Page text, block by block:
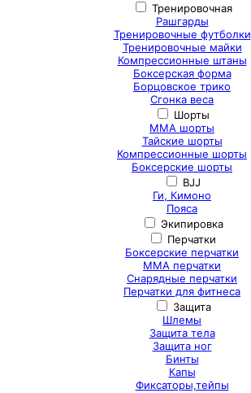
Тренировочная
Рашгарды
Тренировочные футболки
Тренировочные майки
Компрессионные штаны
Боксерская форма
Борцовское трико
Сгонка веса
Шорты
ММА шорты
Тайские шорты
Компрессионные шорты
Боксерские шорты
BJJ
Ги, Кимоно
Пояса
Экипировка
Перчатки
Боксерские перчатки
ММА перчатки
Снарядные перчатки
Перчатки для фитнеса
Защита
Шлемы
Защита тела
Защита ног
Бинты
Капы
Фиксаторы,тейпы